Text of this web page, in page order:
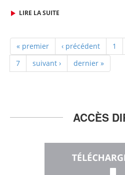
LIRE LA SUITE
« premier ‹ précédent 1
7
suivant › dernier »
ACCÈS